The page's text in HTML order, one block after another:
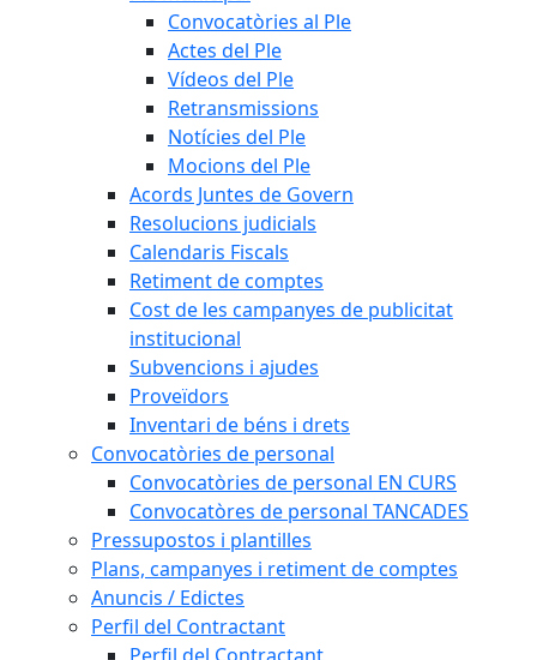
Convocatòries al Ple
Actes del Ple
Vídeos del Ple
Retransmissions
Notícies del Ple
Mocions del Ple
Acords Juntes de Govern
Resolucions judicials
Calendaris Fiscals
Retiment de comptes
Cost de les campanyes de publicitat
institucional
Subvencions i ajudes
Proveïdors
Inventari de béns i drets
Convocatòries de personal
Convocatòries de personal EN CURS
Convocatòres de personal TANCADES
Pressupostos i plantilles
Plans, campanyes i retiment de comptes
Anuncis / Edictes
Perfil del Contractant